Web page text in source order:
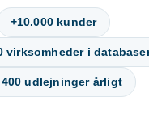
+10.000 kunder
virksomheder i
udlejninger årligt